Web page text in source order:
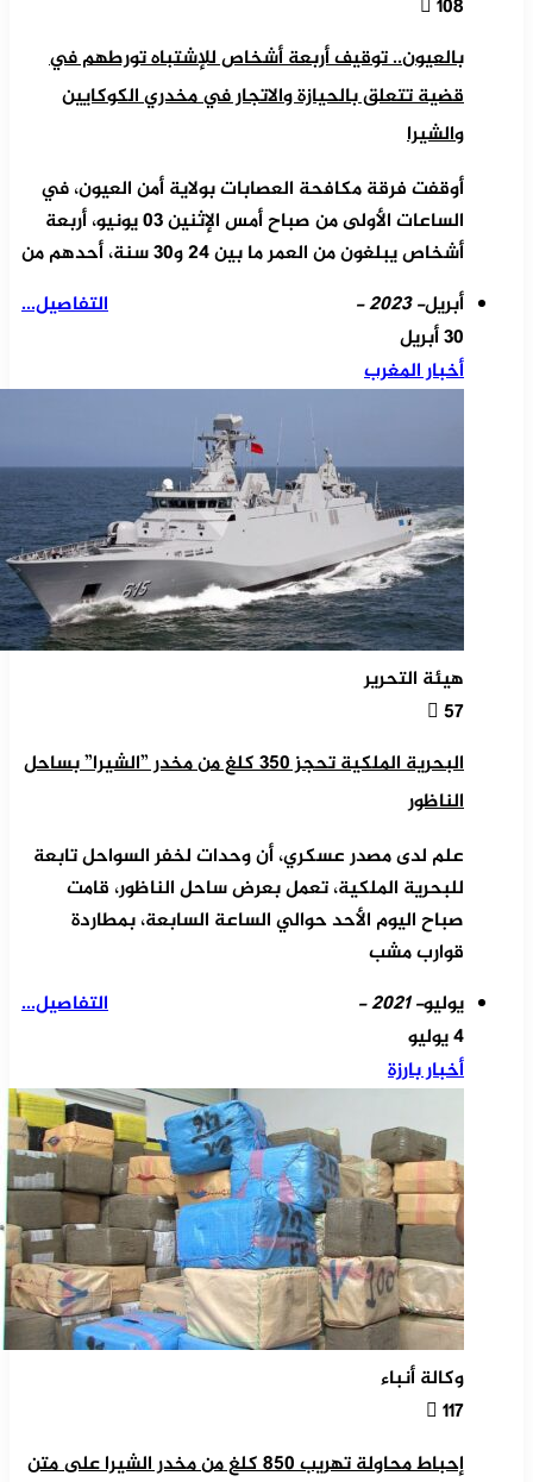
108
بالعيون.. توقيف أربعة أشخاص للإشتباه تورطهم في
قضية تتعلق بالحيازة والاتجار في مخدري الكوكايين
والشيرا
أوقفت فرقة مكافحة العصابات بولاية أمن العيون، في
الساعات الأولى من صباح أمس الإثنين 03 يونيو، أربعة
أشخاص يبلغون من العمر ما بين 24 و30 سنة، أحدهم من
التفاصيل...
أبريل- 2023 -
30 أبريل
أخبار المغرب
هيئة التحرير
57
البحرية الملكية تحجز 350 كلغ من مخدر ”الشيرا” بساحل
الناظور
علم لدى مصدر عسكري، أن وحدات لخفر السواحل تابعة
للبحرية الملكية، تعمل بعرض ساحل الناظور، قامت
صباح اليوم الأحد حوالي الساعة السابعة، بمطاردة
قوارب مشب
التفاصيل...
يوليو- 2021 -
4 يوليو
أخبار بارزة
وكالة أنباء
117
إحباط محاولة تهريب 850 كلغ من مخدر الشيرا على متن